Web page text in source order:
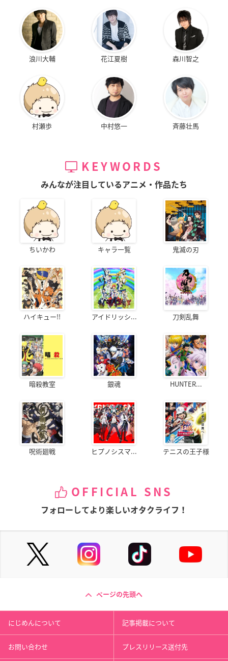
浪川大輔 花江夏樹 森川智之
村瀬歩 中村悠一 斉藤壮馬
KEYWORDS
みんなが注目しているアニメ・作品たち
ちいかわ キャラ一覧 鬼滅の刃
ハイキュー!! アイドリッシ... 刀剣乱舞
暗殺教室 銀魂 HUNTER...
呪術廻戦 ヒプノシスマ... テニスの王子様
OFFICIAL SNS
フォローしてより楽しいオタクライフ！
ページの先頭へ
にじめんについて 記事掲載について
お問い合わせ プレスリリース送付先